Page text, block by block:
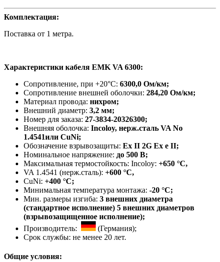
Комплектация:
Поставка от 1 метра.
Характеристики кабеля EMK VA 6300:
Сопротивление, при +20°C: 6300,0 Ом/км;
Сопротивление внешней оболочки: 284,20 Ом/км;
Материал провода: нихром;
Внешний диаметр: 3,2 мм;
Номер для заказа: 27-3834-20326300;
Внешняя оболочка: Incoloy, нерж.сталь VA No
1.4541или CuNi;
Обозначение взрывозащиты: Ex II 2G Ex e II;
Номинальное напряжение: до 500 В;
Максимальная термостойкость: Incoloy: +650 °C,
VA 1.4541 (нерж.сталь): +600 °C,
CuNi: +400 °C;
Минимальная температура монтажа: -20 °С;
Мин. размеры изгиба: 3 внешних диаметра
(стандартное исполнение) 5 внешних диаметров
(взрывозащищенное исполнение);
Производитель:
(Германия);
Срок службы: не менее 20 лет.
Общие условия: